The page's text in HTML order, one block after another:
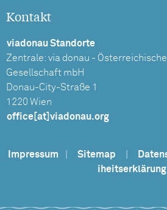
Kontakt
viadonau Standorte
Zentrale: via donau -
Gesellschaft mbH
Donau-City-Straße 1
1220 Wien
office[at]viadonau.org
Impressum Sitemap
iheitserklärung